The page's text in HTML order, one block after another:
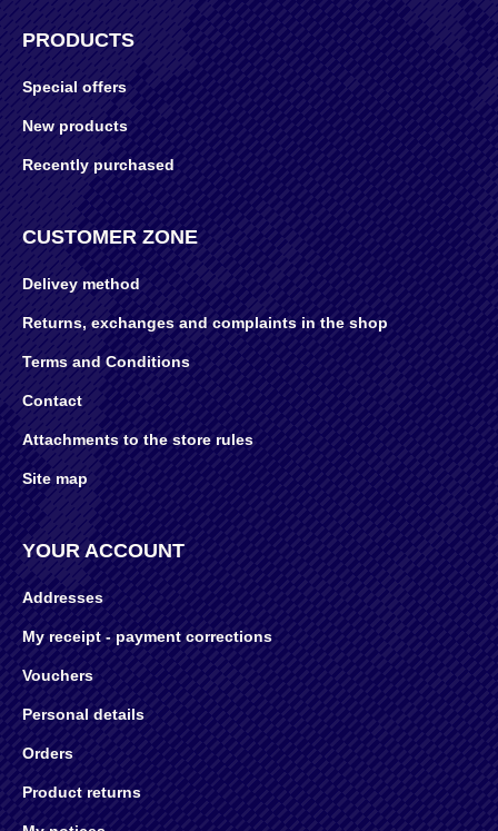
PRODUCTS
Special offers
New products
Recently purchased
CUSTOMER ZONE
Delivey method
Returns, exchanges and complaints in the shop
Terms and Conditions
Contact
Attachments to the store rules
Site map
YOUR ACCOUNT
Addresses
My receipt - payment corrections
Vouchers
Personal details
Orders
Product returns